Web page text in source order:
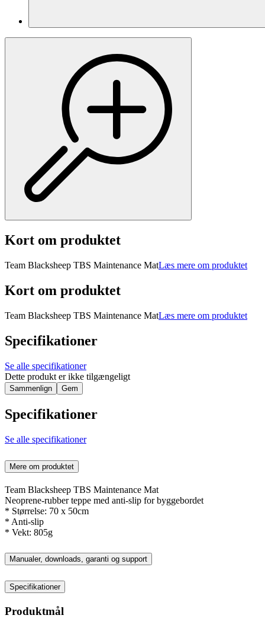
Kort om produktet
Team Blacksheep TBS Maintenance MatLæs mere om produktet
Kort om produktet
Team Blacksheep TBS Maintenance MatLæs mere om produktet
Specifikationer
Se alle specifikationer
Dette produkt er ikke tilgængeligt
Sammenlign Gem
Specifikationer
Se alle specifikationer
Mere om produktet
Team Blacksheep TBS Maintenance Mat
Neoprene-rubber teppe med anti-slip for byggebordet
* Størrelse: 70 x 50cm
* Anti-slip
* Vekt: 805g
Manualer, downloads, garanti og support
Specifikationer
Produktmål